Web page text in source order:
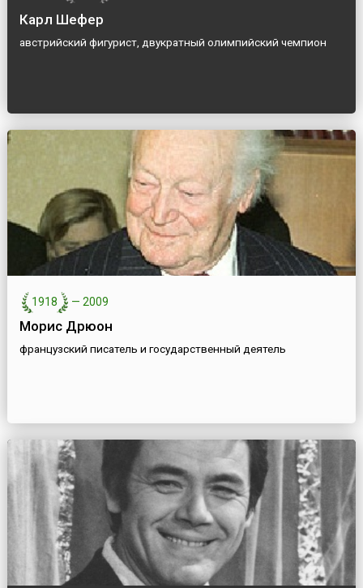
Карл Шефер
австрийский фигурист, двукратный олимпийский чемпион
1918 — 2009
Морис Дрюон
французский писатель и государственный деятель